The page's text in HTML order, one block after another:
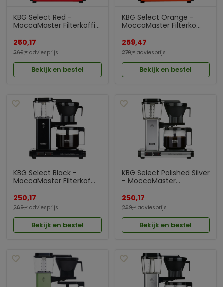
KBG Select Red -
MoccaMaster Filterkoffi...
250,17
269,- adviesprijs
Bekijk en bestel
KBG Select Orange -
MoccaMaster Filterko...
259,47
279,-adviesprijs
Bekijk en bestel
KBG Select Black -
MoccaMaster Filterkof...
250,17
269,- adviesprijs
Bekijk en bestel
KBG Select Polished Silver
- MoccaMaster...
250,17
269,-adviesprijs
Bekijk en bestel